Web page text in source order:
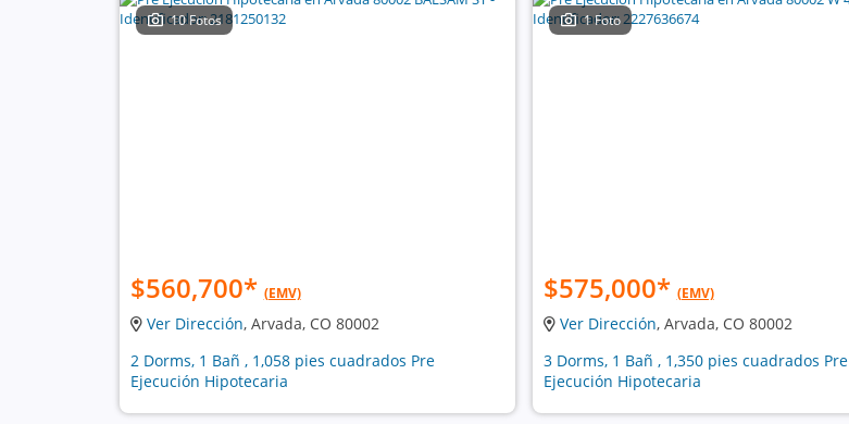
10 Fotos
$560,700* (EMV)
Ver Dirección, Arvada, CO 80002
2 Dorms, 1 Bañ , 1,058 pies cuadrados Pre
Ejecución Hipotecaria
1 Foto
$575,000* (EMV)
Ver Dirección, Arvada, CO 80002
3 Dorms, 1 Bañ , 1,350 pies cuadrados Pre
Ejecución Hipotecaria